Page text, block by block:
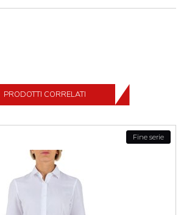
PRODOTTI CORRELATI
Fine serie